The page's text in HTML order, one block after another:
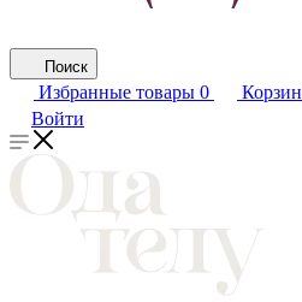
Поиск
Избранные товары 0
Войти